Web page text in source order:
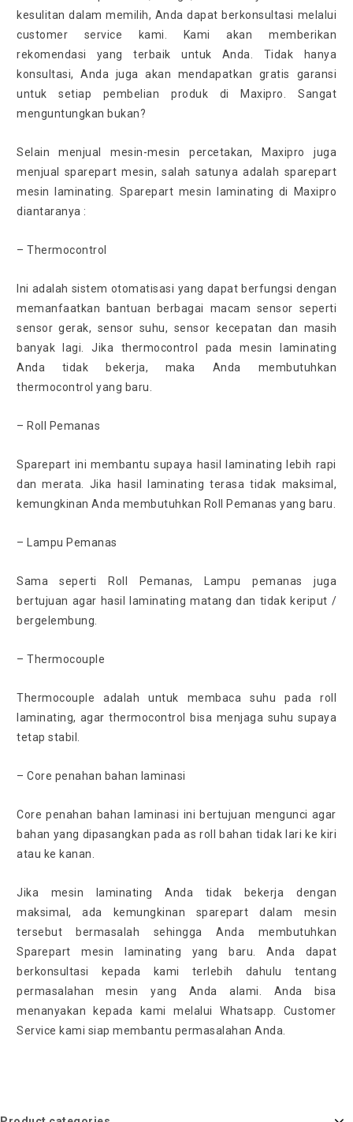
kesulitan dalam memilih, Anda dapat berkonsultasi melalui
customer service kami. Kami akan memberikan
rekomendasi yang terbaik untuk Anda. Tidak hanya
konsultasi, Anda juga akan mendapatkan gratis garansi
untuk setiap pembelian produk di Maxipro. Sangat
menguntungkan bukan?
Selain menjual mesin-mesin percetakan, Maxipro juga
menjual sparepart mesin, salah satunya adalah sparepart
mesin laminating. Sparepart mesin laminating di Maxipro
diantaranya :
– Thermocontrol
Ini adalah sistem otomatisasi yang dapat berfungsi dengan
memanfaatkan bantuan berbagai macam sensor seperti
sensor gerak, sensor suhu, sensor kecepatan dan masih
banyak lagi. Jika thermocontrol pada mesin laminating
Anda tidak bekerja, maka Anda membutuhkan
thermocontrol yang baru.
– Roll Pemanas
Sparepart ini membantu supaya hasil laminating lebih rapi
dan merata. Jika hasil laminating terasa tidak maksimal,
kemungkinan Anda membutuhkan Roll Pemanas yang baru.
– Lampu Pemanas
Sama seperti Roll Pemanas, Lampu pemanas juga
bertujuan agar hasil laminating matang dan tidak keriput /
bergelembung.
– Thermocouple
Thermocouple adalah untuk membaca suhu pada roll
laminating, agar thermocontrol bisa menjaga suhu supaya
tetap stabil.
– Core penahan bahan laminasi
Core penahan bahan laminasi ini bertujuan mengunci agar
bahan yang dipasangkan pada as roll bahan tidak lari ke kiri
atau ke kanan.
Jika mesin laminating Anda tidak bekerja dengan
maksimal, ada kemungkinan sparepart dalam mesin
tersebut bermasalah sehingga Anda membutuhkan
Sparepart mesin laminating yang baru. Anda dapat
berkonsultasi kepada kami terlebih dahulu tentang
permasalahan mesin yang Anda alami. Anda bisa
menanyakan kepada kami melalui Whatsapp. Customer
Service kami siap membantu permasalahan Anda.